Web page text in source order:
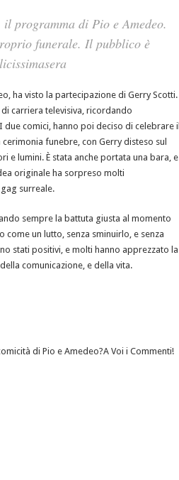
programma di Pio e Amedeo.
funerale. Il pubblico è
ha visto la partecipazione di Gerry Scotti.
carriera televisiva, ricordando
due comici, hanno poi deciso di celebrare il
funebre, con Gerry disteso sul
e lumini. È stata anche portata una bara, e
originale ha sorpreso molti
surreale.
sempre la battuta giusta al momento
come un lutto, senza sminuirlo, e senza
stati positivi, e molti hanno apprezzato la
comunicazione, e della vita.
di Pio e Amedeo?A Voi i Commenti!